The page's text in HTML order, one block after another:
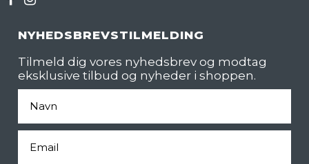
NYHEDSBREVSTILMELDING
Tilmeld dig vores nyhedsbrev og modtag
eksklusive tilbud og nyheder i shoppen.